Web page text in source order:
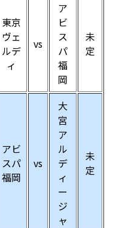
東京
ヴェ
ルデ
ィ
vs
ア
ビ
ス
パ
福
岡
未
定
アビ
スパ
福岡
vs
大
宮
ア
ル
デ
ィ
ー
ジ
ャ
未
定